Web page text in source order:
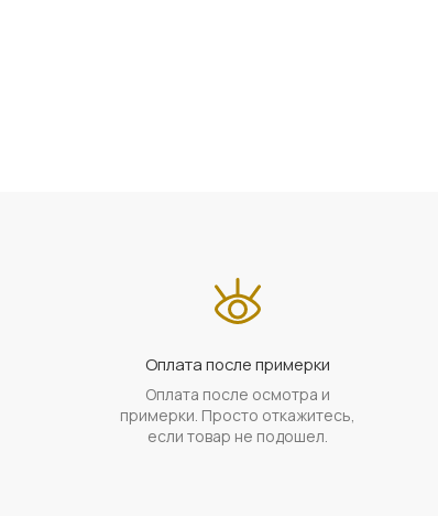
Оплата после примерки
Оплата после осмотра и
примерки. Просто откажитесь,
если товар не подошел.